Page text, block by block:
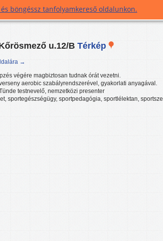
böngéssz tanfolyamkereső oldalunkon.
u.12/B Térkép
→
végére magbiztosan tudnak órát vezetni.
aerobic szabályrendszerével, gyakorlati anyagával.
testnevelő, nemzetközi presenter
sportegészségügy, sportpedagógia, sportlélektan,